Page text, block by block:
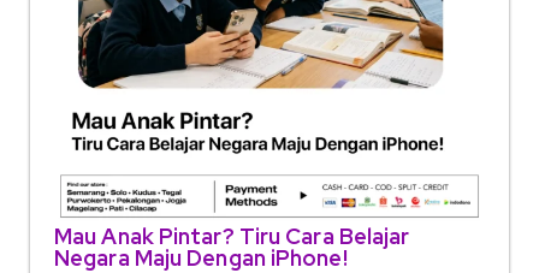
Mau Anak Pintar? Tiru Cara Belajar
Negara Maju Dengan iPhone!